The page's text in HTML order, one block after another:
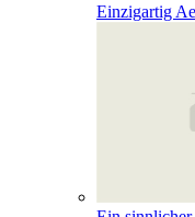
Einzigartig